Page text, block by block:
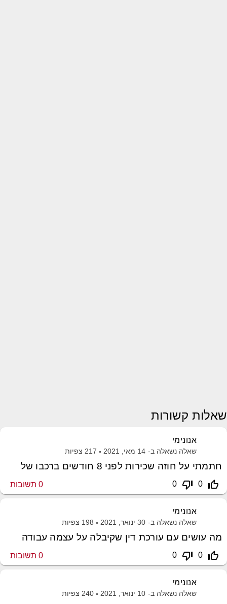
שאלות קשורות
אנונימי
שאלה נשאלה ב- 14 מאי, 2021 217 צפיות
חתמתי על חוזה שכירות לפני 8 חודשים ברכבו של
thumb_up_off_alt
0
thumb_down_off_alt
0
0 תשובות
אנונימי
שאלה נשאלה ב- 30 ינואר, 2021 198 צפיות
מה עושים עם עורכת דין שקיבלה על עצמה עבודה
thumb_up_off_alt
0
thumb_down_off_alt
0
0 תשובות
אנונימי
שאלה נשאלה ב- 10 ינואר, 2021 240 צפיות